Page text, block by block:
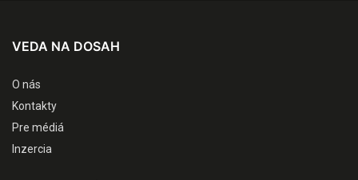
VEDA NA DOSAH
O nás
Kontakty
Pre médiá
Inzercia